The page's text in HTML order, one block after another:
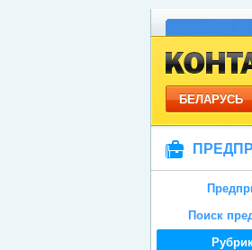
БЕЛАРУСЬ
Поиск